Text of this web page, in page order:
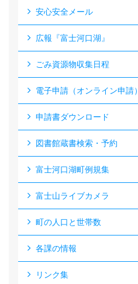
安心安全メール
広報『富士河口湖』
ごみ資源物収集日程
電子申請（オンライン申請）
申請書ダウンロード
図書館蔵書検索・予約
富士河口湖町例規集
富士山ライブカメラ
町の人口と世帯数
各課の情報
リンク集